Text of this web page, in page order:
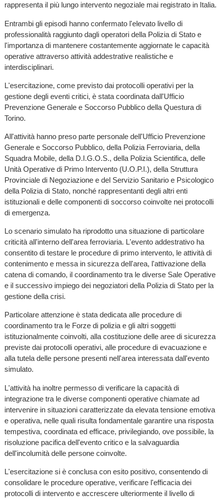
rappresenta il più lungo intervento negoziale mai registrato in Italia.
Entrambi gli episodi hanno confermato l'elevato livello di
professionalità raggiunto dagli operatori della Polizia di Stato e
l'importanza di mantenere costantemente aggiornate le capacità
operative attraverso attività addestrative realistiche e
interdisciplinari.
L'esercitazione, come previsto dai protocolli operativi per la
gestione degli eventi critici, è stata coordinata dall'Ufficio
Prevenzione Generale e Soccorso Pubblico della Questura di
Torino.
All'attività hanno preso parte personale dell'Ufficio Prevenzione
Generale e Soccorso Pubblico, della Polizia Ferroviaria, della
Squadra Mobile, della D.I.G.O.S., della Polizia Scientifica, delle
Unità Operative di Primo Intervento (U.O.P.I.), della Struttura
Provinciale di Negoziazione e del Servizio Sanitario e Psicologico
della Polizia di Stato, nonché rappresentanti degli altri enti
istituzionali e delle componenti di soccorso coinvolte nei protocolli
di emergenza.
Lo scenario simulato ha riprodotto una situazione di particolare
criticità all'interno dell'area ferroviaria. L'evento addestrativo ha
consentito di testare le procedure di primo intervento, le attività di
contenimento e messa in sicurezza dell'area, l'attivazione della
catena di comando, il coordinamento tra le diverse Sale Operative
e il successivo impiego dei negoziatori della Polizia di Stato per la
gestione della crisi.
Particolare attenzione è stata dedicata alle procedure di
coordinamento tra le Forze di polizia e gli altri soggetti
istituzionalmente coinvolti, alla costituzione delle aree di sicurezza
previste dai protocolli operativi, alle procedure di evacuazione e
alla tutela delle persone presenti nell'area interessata dall'evento
simulato.
L'attività ha inoltre permesso di verificare la capacità di
integrazione tra le diverse componenti operative chiamate ad
intervenire in situazioni caratterizzate da elevata tensione emotiva
e operativa, nelle quali risulta fondamentale garantire una risposta
tempestiva, coordinata ed efficace, privilegiando, ove possibile, la
risoluzione pacifica dell'evento critico e la salvaguardia
dell'incolumità delle persone coinvolte.
L'esercitazione si è conclusa con esito positivo, consentendo di
consolidare le procedure operative, verificare l'efficacia dei
protocolli di intervento e accrescere ulteriormente il livello di